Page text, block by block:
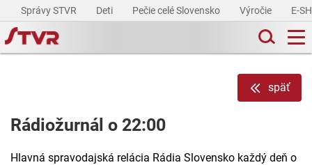
Správy STVR Deti Pečie celé Slovensko Výročie E-
späť
Rádiožurnál o 22:00
Hlavná spravodajská relácia Rádia Slovensko každý deň o